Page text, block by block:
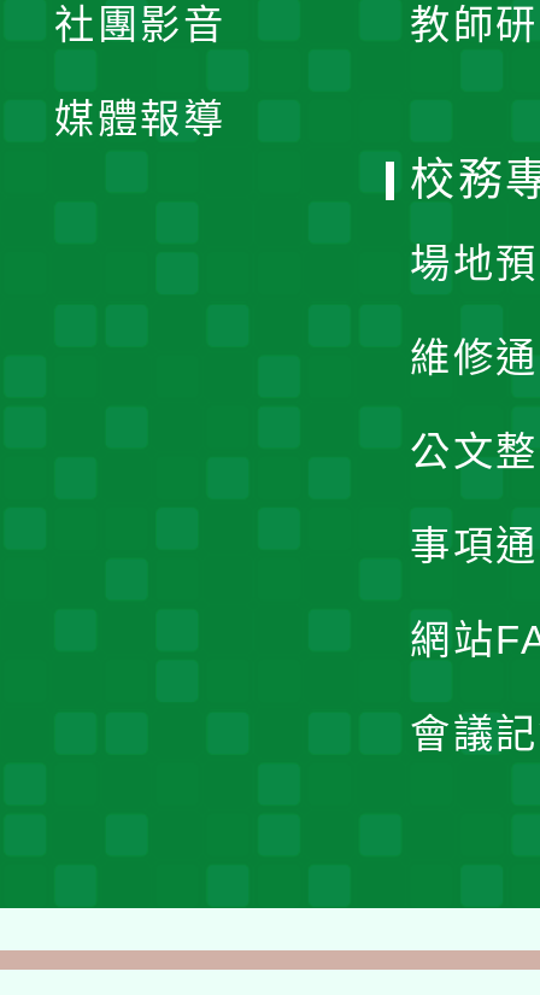
教師
社團影音
媒體報導
校務
場地
維修
公文
事項
網站
會議